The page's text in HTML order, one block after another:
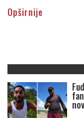
Opširnije